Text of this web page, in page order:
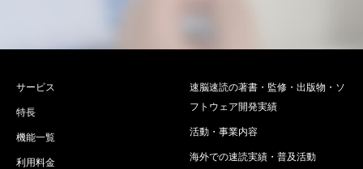
サービス
特長
機能一覧
利用料金
速脳速読の著書・監修・出版物・ソ
フトウェア開発実績
活動・事業内容
海外での速読実績・普及活動